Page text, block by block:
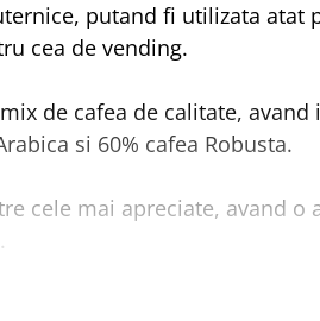
putand fi utilizata atat
cea de vending.
de cafea de calitate, avand
si 60% cafea Robusta.
cele mai apreciate, avand o
Rossa este ambalata in